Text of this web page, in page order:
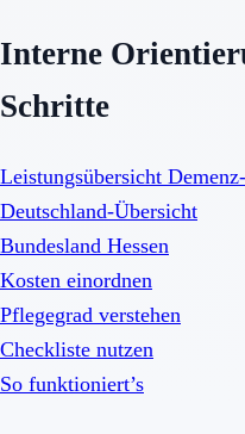
Interne
Schritte
Leistungsübersicht
Deutschland-Übersicht
Bundesland Hessen
Kosten einordnen
Pflegegrad verstehen
Checkliste nutzen
So funktioniert’s